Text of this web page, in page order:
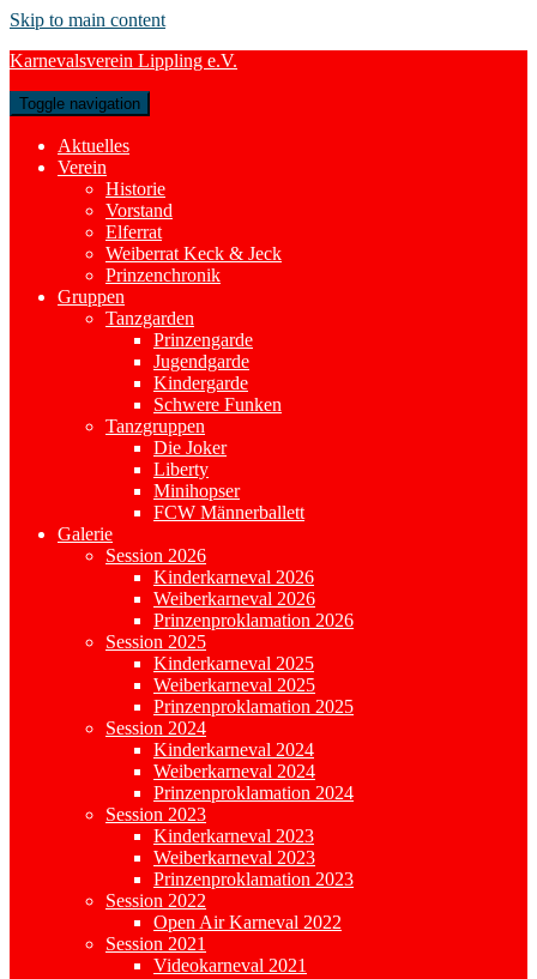
Skip to main content
Karnevalsverein Lippling e.V.
Toggle navigation
Aktuelles
Verein
Historie
Vorstand
Elferrat
Weiberrat Keck & Jeck
Prinzenchronik
Gruppen
Tanzgarden
Prinzengarde
Jugendgarde
Kindergarde
Schwere Funken
Tanzgruppen
Die Joker
Liberty
Minihopser
FCW Männerballett
Galerie
Session 2026
Kinderkarneval 2026
Weiberkarneval 2026
Prinzenproklamation 2026
Session 2025
Kinderkarneval 2025
Weiberkarneval 2025
Prinzenproklamation 2025
Session 2024
Kinderkarneval 2024
Weiberkarneval 2024
Prinzenproklamation 2024
Session 2023
Kinderkarneval 2023
Weiberkarneval 2023
Prinzenproklamation 2023
Session 2022
Open Air Karneval 2022
Session 2021
Videokarneval 2021